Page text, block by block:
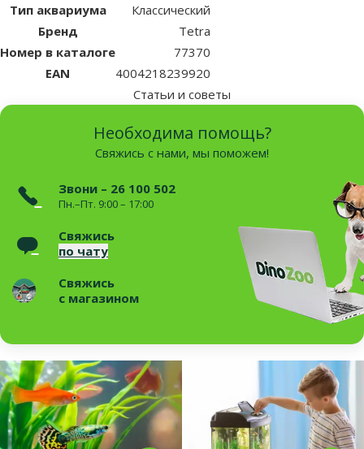
Тип аквариума
Классический
Бренд
Tetra
Номер в каталоге
77370
EAN
4004218239920
Статьи и советы
Необходима помощь?
Свяжись с нами, мы поможем!
Звони – 26 100 502
Пн.–Пт. 9:00 – 17:00
Свяжись
по чату
Свяжись
с магазином